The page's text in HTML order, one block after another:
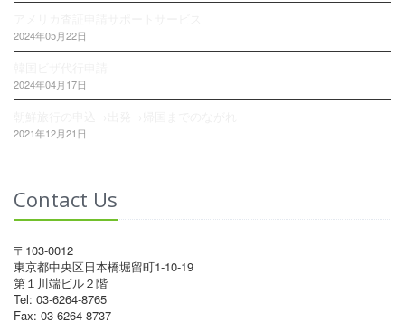
2024年05月22日
2024年04月17日
2021年12月21日
Contact Us
〒103-0012
東京都中央区日本橋堀留町1-10-19
第１川端ビル２階
Tel: 03-6264-8765
Fax: 03-6264-8737